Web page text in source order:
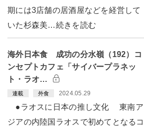
期には3店舗の居酒屋などを経営して
いた杉森美…続きを読む
海外日本食 成功の分水嶺（192）コ
ンセプトカフェ「サイバープラネッ
ト・ラオ…
連載 外食 2024.05.29
●ラオスに日本の推し文化 東南ア
ジアの内陸国ラオスで初めてとなるコ